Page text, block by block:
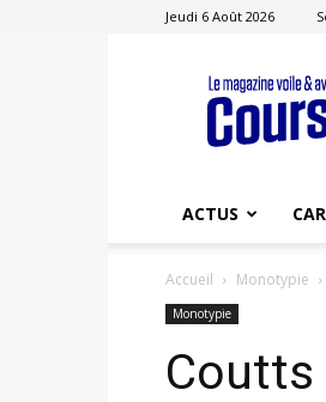
Jeudi 6 Août 2026
ACTUS
Accueil Monotypie
Monotypie
Coutts